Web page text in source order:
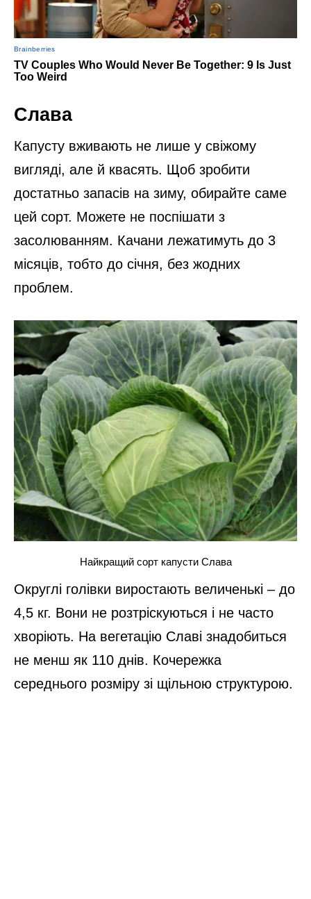
Слава
Капусту вживають не лише у свіжому
вигляді, але й квасять. Щоб зробити
достатньо запасів на зиму, обирайте саме
цей сорт. Можете не поспішати з
засолюванням. Качани лежатимуть до 3
місяців, тобто до січня, без жодних
проблем.
Найкращий сорт капусти Слава
Округлі голівки виростають величенькі – до
4,5 кг. Вони не розтріскуються і не часто
хворіють. На вегетацію Славі знадобиться
не менш як 110 днів. Кочережка
середнього розміру зі щільною структурою.